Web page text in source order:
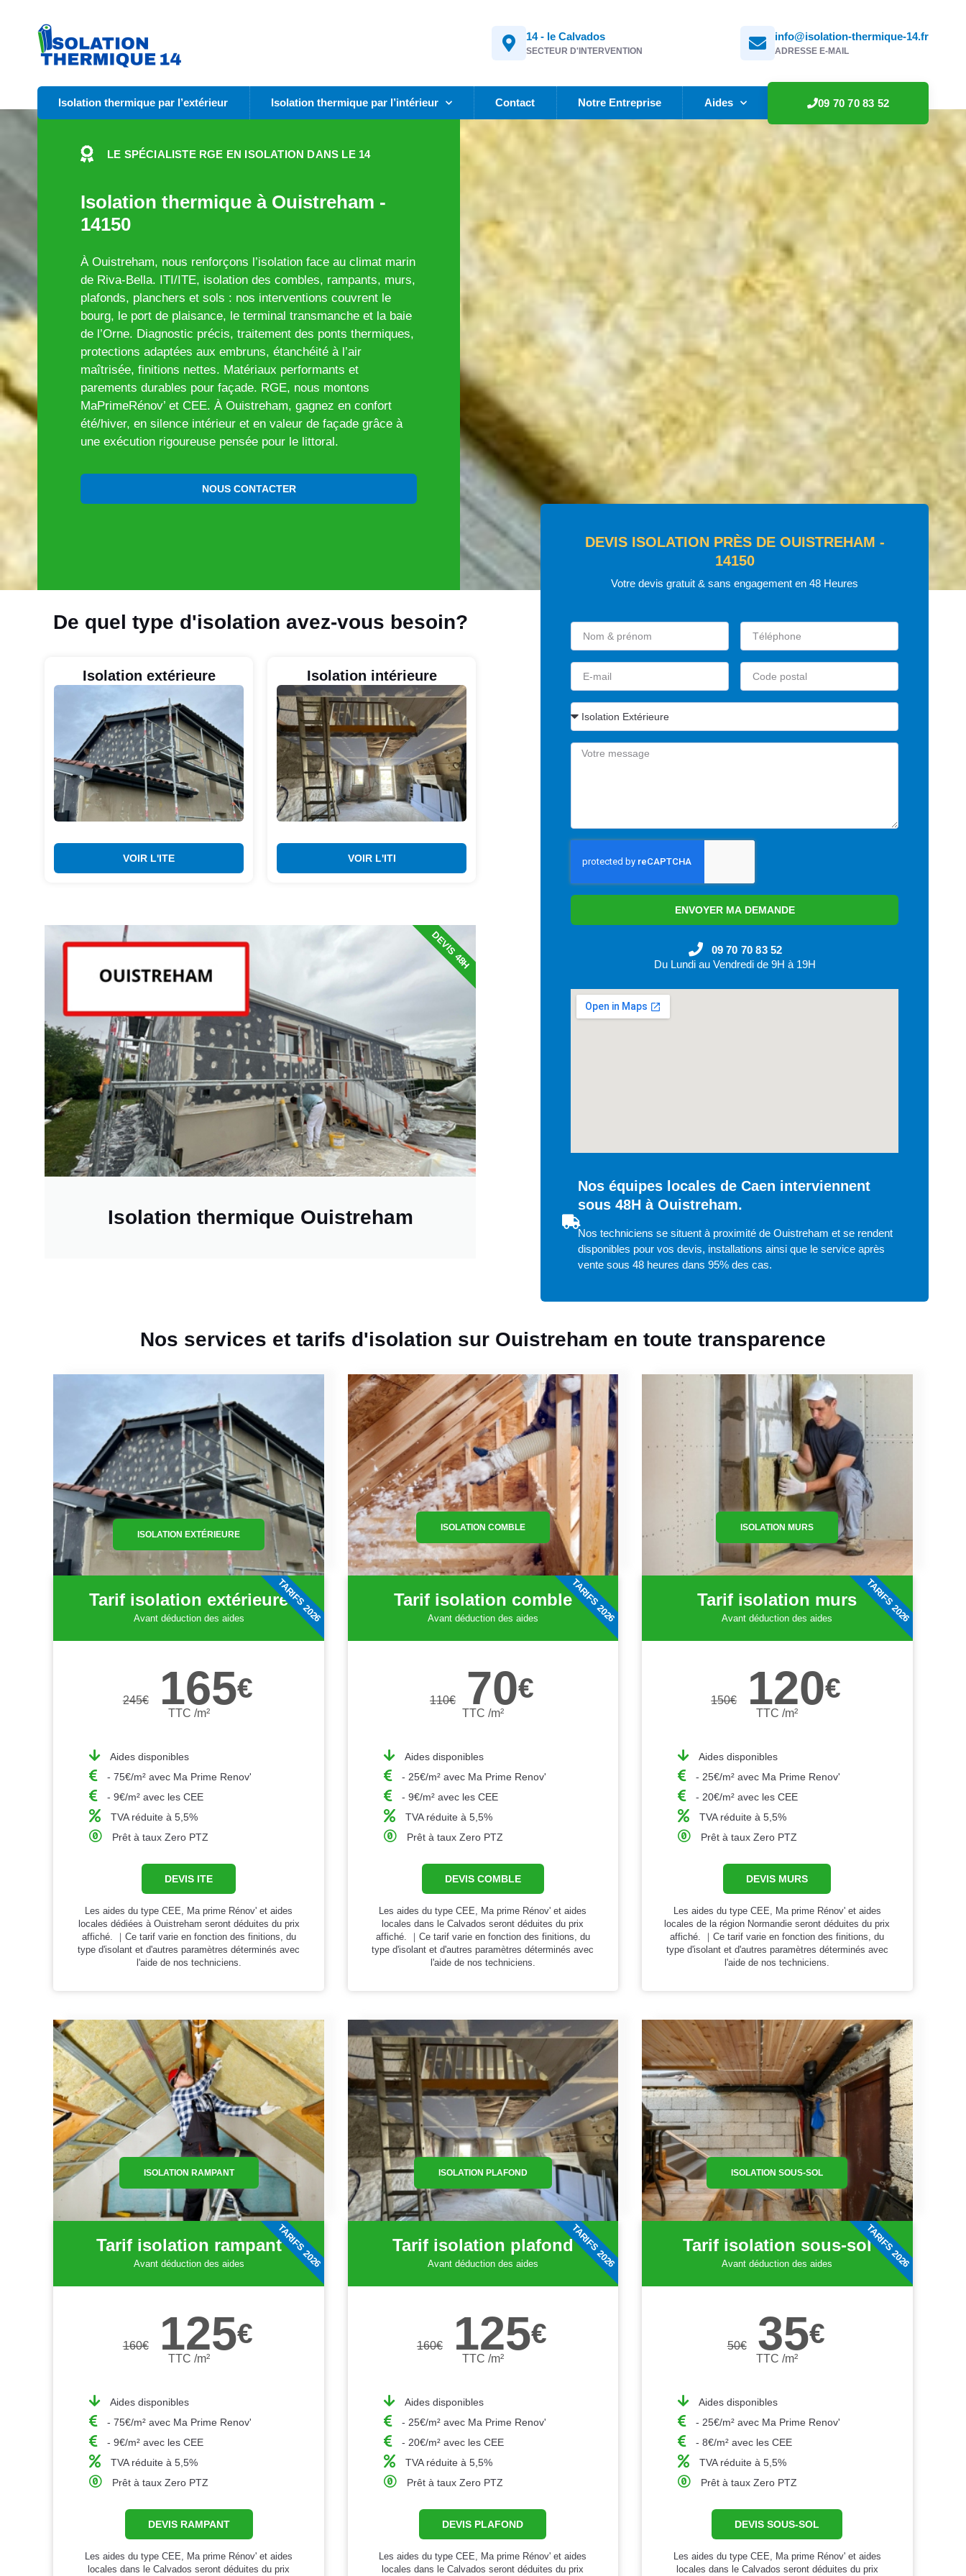
14 - le Calvados
SECTEUR D'INTERVENTION
info@isolation-thermique-14.fr
ADRESSE E-MAIL
Isolation thermique par l’extérieur Isolation thermique par l’intérieur Contact Notre Entreprise Aides 09 70 70 83 52
LE SPÉCIALISTE RGE EN ISOLATION DANS LE 14
Isolation thermique à Ouistreham -
14150
À Ouistreham, nous renforçons l’isolation face au climat marin
de Riva-Bella. ITI/ITE, isolation des combles, rampants, murs,
plafonds, planchers et sols : nos interventions couvrent le
bourg, le port de plaisance, le terminal transmanche et la baie
de l’Orne. Diagnostic précis, traitement des ponts thermiques,
protections adaptées aux embruns, étanchéité à l’air
maîtrisée, finitions nettes. Matériaux performants et
parements durables pour façade. RGE, nous montons
MaPrimeRénov’ et CEE. À Ouistreham, gagnez en confort
été/hiver, en silence intérieur et en valeur de façade grâce à
une exécution rigoureuse pensée pour le littoral.
NOUS CONTACTER
De quel type d'isolation avez-vous besoin?
Isolation extérieure
VOIR L'ITE
Isolation intérieure
VOIR L'ITI
Isolation thermique Ouistreham
DEVIS 48H
DEVIS ISOLATION PRÈS DE OUISTREHAM -
14150
Votre devis gratuit & sans engagement en 48 Heures
ENVOYER MA DEMANDE
09 70 70 83 52
Du Lundi au Vendredi de 9H à 19H
Nos équipes locales de Caen interviennent
sous 48H à Ouistreham.
Nos techniciens se situent à proximité de Ouistreham et se rendent
disponibles pour vos devis, installations ainsi que le service après
vente sous 48 heures dans 95% des cas.
Nos services et tarifs d'isolation sur Ouistreham en toute transparence
ISOLATION EXTÉRIEURE
Tarif isolation extérieure
Avant déduction des aides
245€ 165€
TTC /m²
Aides disponibles
- 75€/m² avec Ma Prime Renov'
- 9€/m² avec les CEE
TVA réduite à 5,5%
Prêt à taux Zero PTZ
DEVIS ITE
Les aides du type CEE, Ma prime Rénov' et aides
locales dédiées à Ouistreham seront déduites du prix
affiché. ｜Ce tarif varie en fonction des finitions, du
type d'isolant et d'autres paramètres déterminés avec
l'aide de nos techniciens.
TARIFS 2026
ISOLATION COMBLE
Tarif isolation comble
Avant déduction des aides
110€ 70€
TTC /m²
Aides disponibles
- 25€/m² avec Ma Prime Renov'
- 9€/m² avec les CEE
TVA réduite à 5,5%
Prêt à taux Zero PTZ
DEVIS COMBLE
Les aides du type CEE, Ma prime Rénov' et aides
locales dans le Calvados seront déduites du prix
affiché. ｜Ce tarif varie en fonction des finitions, du
type d'isolant et d'autres paramètres déterminés avec
l'aide de nos techniciens.
TARIFS 2026
ISOLATION MURS
Tarif isolation murs
Avant déduction des aides
150€ 120€
TTC /m²
Aides disponibles
- 25€/m² avec Ma Prime Renov'
- 20€/m² avec les CEE
TVA réduite à 5,5%
Prêt à taux Zero PTZ
DEVIS MURS
Les aides du type CEE, Ma prime Rénov' et aides
locales de la région Normandie seront déduites du prix
affiché. ｜Ce tarif varie en fonction des finitions, du
type d'isolant et d'autres paramètres déterminés avec
l'aide de nos techniciens.
TARIFS 2026
ISOLATION RAMPANT
Tarif isolation rampant
Avant déduction des aides
160€ 125€
TTC /m²
Aides disponibles
- 75€/m² avec Ma Prime Renov'
- 9€/m² avec les CEE
TVA réduite à 5,5%
Prêt à taux Zero PTZ
DEVIS RAMPANT
Les aides du type CEE, Ma prime Rénov' et aides
locales dans le Calvados seront déduites du prix
TARIFS 2026
ISOLATION PLAFOND
Tarif isolation plafond
Avant déduction des aides
160€ 125€
TTC /m²
Aides disponibles
- 25€/m² avec Ma Prime Renov'
- 20€/m² avec les CEE
TVA réduite à 5,5%
Prêt à taux Zero PTZ
DEVIS PLAFOND
Les aides du type CEE, Ma prime Rénov' et aides
locales dans le Calvados seront déduites du prix
TARIFS 2026
ISOLATION SOUS-SOL
Tarif isolation sous-sol
Avant déduction des aides
50€ 35€
TTC /m²
Aides disponibles
- 25€/m² avec Ma Prime Renov'
- 8€/m² avec les CEE
TVA réduite à 5,5%
Prêt à taux Zero PTZ
DEVIS SOUS-SOL
Les aides du type CEE, Ma prime Rénov' et aides
locales dans le Calvados seront déduites du prix
TARIFS 2026